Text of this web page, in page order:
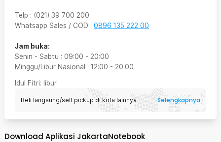
Telp : (021) 39 700 200
Whatsapp Sales / COD : 0896 135 222 00
Jam buka:
Senin - Sabtu : 09:00 - 20:00
Minggu/Libur Nasional : 12:00 - 20:00
Idul Fitri: libur
Beli langsung/self pickup di kota lainnya Selengkapnya
Download Aplikasi JakartaNotebook